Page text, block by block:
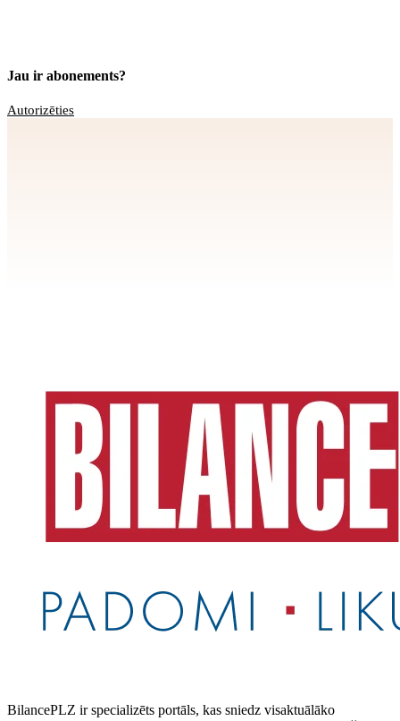
Jau ir abonements?
Autorizēties
BilancePLZ ir specializēts portāls, kas sniedz visaktuālāko